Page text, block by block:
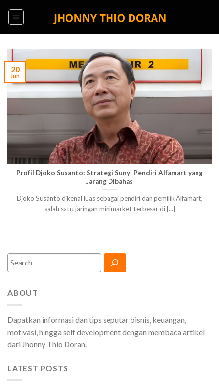
Profil Djoko Susanto: Strategi Sunyi Pendiri Alfamart yang
Jarang Dibahas
Djoko Susanto dikenal luas sebagai pendiri dan pemilik Alfamart,
salah satu jaringan minimarket terbesar di [...]
20
Jun
Search
ABOUT
Dapatkan informasi dan tips seputar bisnis, keuangan,
motivasi, hingga self development dengan membaca artikel
dari Jhonny Thio Doran.
LATEST POSTS